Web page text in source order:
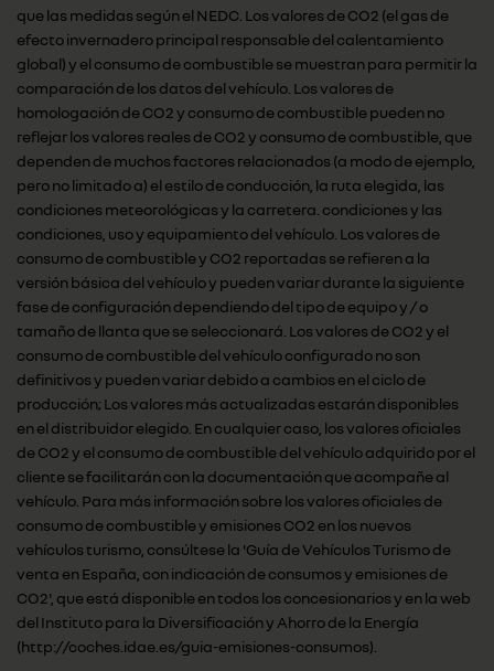
que las medidas según el NEDC. Los valores de CO2 (el gas de
efecto invernadero principal responsable del calentamiento
global) y el consumo de combustible se muestran para permitir la
comparación de los datos del vehículo. Los valores de
homologación de CO2 y consumo de combustible pueden no
reflejar los valores reales de CO2 y consumo de combustible, que
dependen de muchos factores relacionados (a modo de ejemplo,
pero no limitado a) el estilo de conducción, la ruta elegida, las
condiciones meteorológicas y la carretera. condiciones y las
condiciones, uso y equipamiento del vehículo. Los valores de
consumo de combustible y CO2 reportadas se refieren a la
versión básica del vehículo y pueden variar durante la siguiente
fase de configuración dependiendo del tipo de equipo y / o
tamaño de llanta que se seleccionará. Los valores de CO2 y el
consumo de combustible del vehículo configurado no son
definitivos y pueden variar debido a cambios en el ciclo de
producción; Los valores más actualizadas estarán disponibles
en el distribuidor elegido. En cualquier caso, los valores oficiales
de CO2 y el consumo de combustible del vehículo adquirido por el
cliente se facilitarán con la documentación que acompañe al
vehículo. Para más información sobre los valores oficiales de
consumo de combustible y emisiones CO2 en los nuevos
vehículos turismo, consúltese la 'Guía de Vehículos Turismo de
venta en España, con indicación de consumos y emisiones de
CO2', que está disponible en todos los concesionarios y en la web
del Instituto para la Diversificación y Ahorro de la Energía
(http://coches.idae.es/guia-emisiones-consumos).